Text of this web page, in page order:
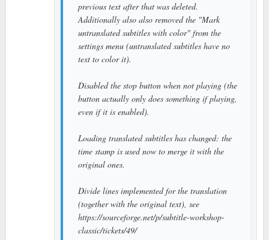
previous text after that was deleted.
Additionally also also removed the "Mark
untranslated subtitles with color" from the
settings menu (untranslated subtitles have no
text to color it).
Disabled the stop button when not playing (the
button actually only does something if playing,
even if it is enabled).
Loading translated subtitles has changed: the
time stamp is used now to merge it with the
original ones.
Divide lines implemented for the translation
(together with the original text), see
https://sourceforge.net/p/subtitle-workshop-
classic/tickets/49/